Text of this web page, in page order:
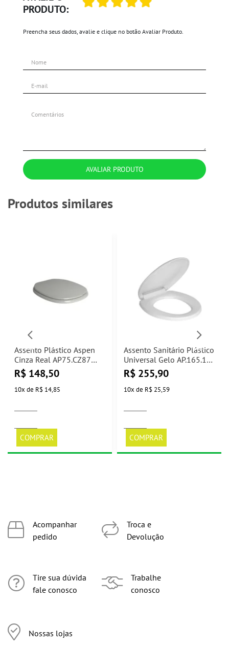
PRODUTO:
Preencha seus dados, avalie e clique no botão Avaliar Produto.
AVALIAR PRODUTO
Produtos similares
Assento Plástico Aspen
Cinza Real AP75.CZ87
Deca
R$ 148,50
10x de R$ 14,85
COMPRAR
Assento Sanitário Plástico
Universal Gelo AP.165.17
Deca
R$ 255,90
10x de R$ 25,59
COMPRAR
Acompanhar
pedido
Tire sua dúvida
fale conosco
Nossas lojas
Troca e
Devolução
Trabalhe
conosco